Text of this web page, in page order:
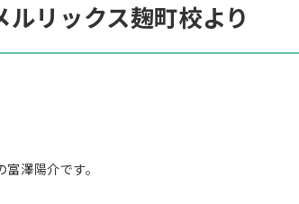
リックス麹町校より
澤陽介です。